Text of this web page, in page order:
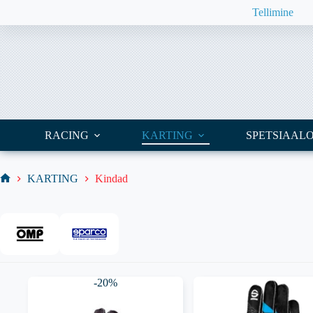
content
Tellimine
RACING KARTING
KARTING Kindad
-20%